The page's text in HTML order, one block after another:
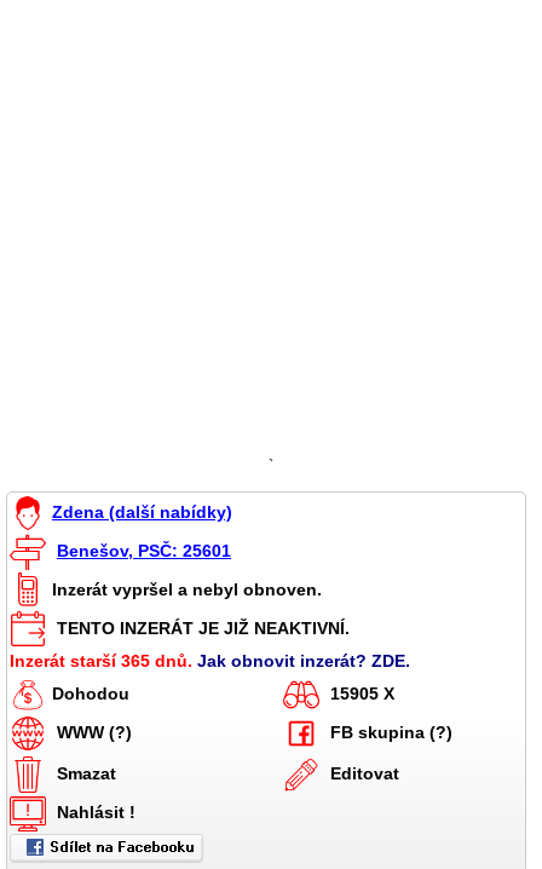
`
Zdena (další nabídky)
Benešov, PSČ: 25601
Inzerát vypršel a nebyl obnoven.
TENTO INZERÁT JE JIŽ NEAKTIVNÍ.
Inzerát starší 365 dnů. Jak obnovit inzerát? ZDE.
Dohodou
15905 X
WWW (?)
FB skupina (?)
Smazat
Editovat
Nahlásit !